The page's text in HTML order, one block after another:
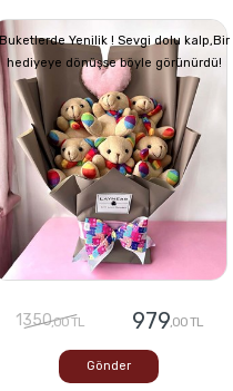
Buketlerde Yenilik ! Sevgi dolu kalp,Bir
hediyeye dönüşse böyle görünürdü!
1350,00 TL 979,00 TL
Gönder